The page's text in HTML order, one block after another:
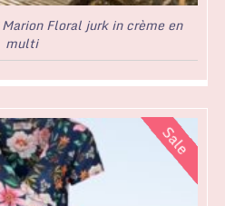
Floral jurk in crème en
multi